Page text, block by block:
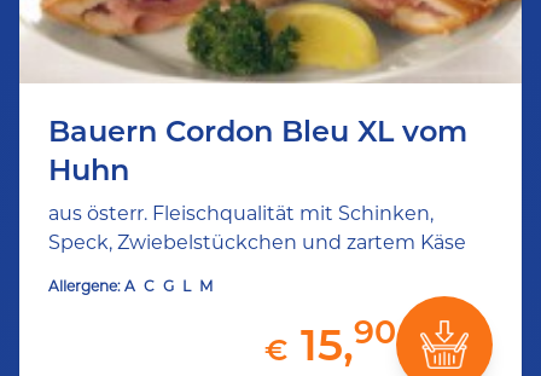
Bauern Cordon Bleu XL vom
Huhn
aus österr. Fleischqualität mit Schinken,
Speck, Zwiebelstückchen und zartem Käse
Allergene: A C G L M
€ 15,90